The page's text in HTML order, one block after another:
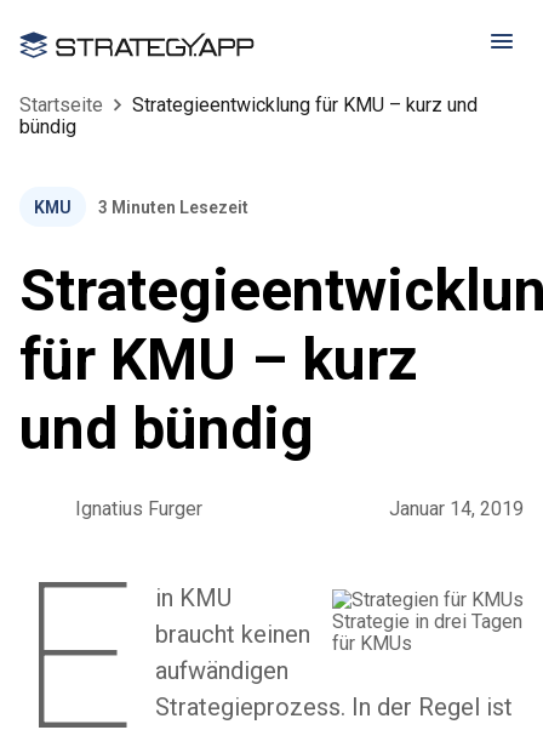
Startseite
Strategieentwicklung für KMU – kurz und
bündig
KMU 3 Minuten Lesezeit
für KMU – kurz
und bündig
Ignatius Furger Januar 14, 2019
Strategie in drei Tagen
für KMUs
E
in KMU
braucht keinen
aufwändigen
Strategieprozess. In der Regel ist